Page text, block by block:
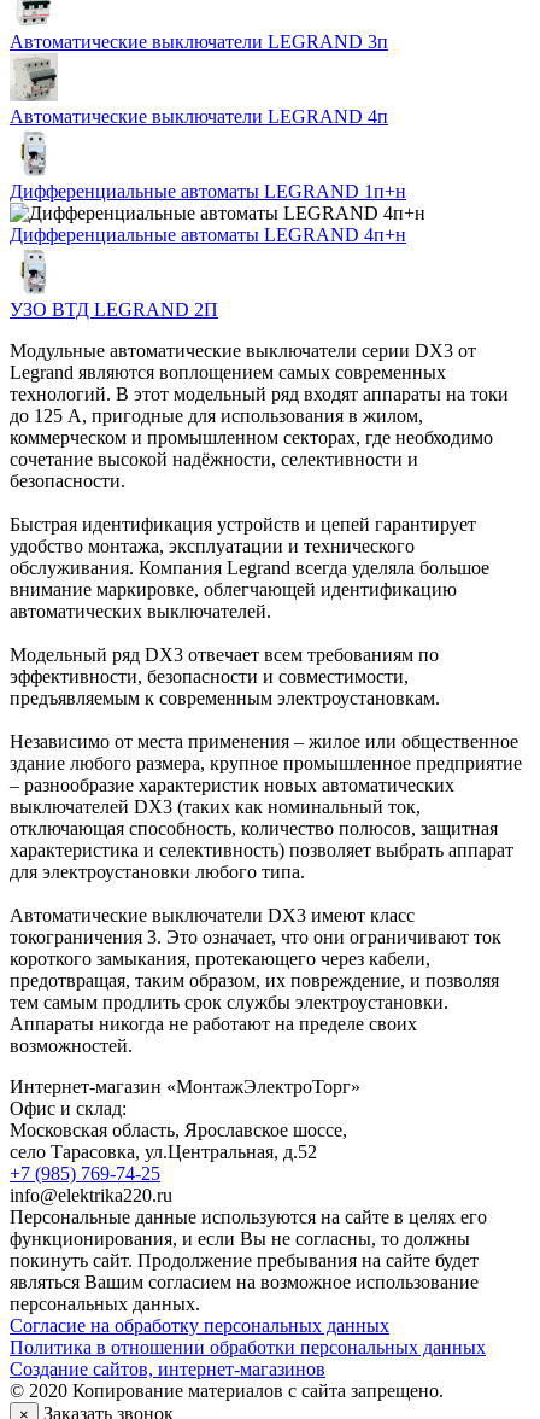
Автоматические выключатели LEGRAND 3п
Автоматические выключатели LEGRAND 4п
Дифференциальные автоматы LEGRAND 1п+н
Дифференциальные автоматы LEGRAND 4п+н
УЗО ВТД LEGRAND 2П
Модульные автоматические выключатели серии DX3 от
Legrand являются воплощением самых современных
технологий. В этот модельный ряд входят аппараты на токи
до 125 А, пригодные для использования в жилом,
коммерческом и промышленном секторах, где необходимо
сочетание высокой надёжности, селективности и
безопасности.
Быстрая идентификация устройств и цепей гарантирует
удобство монтажа, эксплуатации и технического
обслуживания. Компания Legrand всегда уделяла большое
внимание маркировке, облегчающей идентификацию
автоматических выключателей.
Модельный ряд DX3 отвечает всем требованиям по
эффективности, безопасности и совместимости,
предъявляемым к современным электроустановкам.
Независимо от места применения – жилое или общественное
здание любого размера, крупное промышленное предприятие
– разнообразие характеристик новых автоматических
выключателей DX3 (таких как номинальный ток,
отключающая способность, количество полюсов, защитная
характеристика и селективность) позволяет выбрать аппарат
для электроустановки любого типа.
Автоматические выключатели DX3 имеют класс
токограничения 3. Это означает, что они ограничивают ток
короткого замыкания, протекающего через кабели,
предотвращая, таким образом, их повреждение, и позволяя
тем самым продлить срок службы электроустановки.
Аппараты никогда не работают на пределе своих
возможностей.
Интернет-магазин «МонтажЭлектроТорг»
Офис и склад:
Московская область, Ярославское шоссе,
село Тарасовка, ул.Центральная, д.52
+7 (985) 769-74-25
info@elektrika220.ru
Персональные данные используются на сайте в целях его
функционирования, и если Вы не согласны, то должны
покинуть сайт. Продолжение пребывания на сайте будет
являться Вашим согласием на возможное использование
персональных данных.
Согласие на обработку персональных данных
Политика в отношении обработки персональных данных
Создание сайтов, интернет-магазинов
© 2020 Копирование материалов с сайта запрещено.
× Заказать звонок